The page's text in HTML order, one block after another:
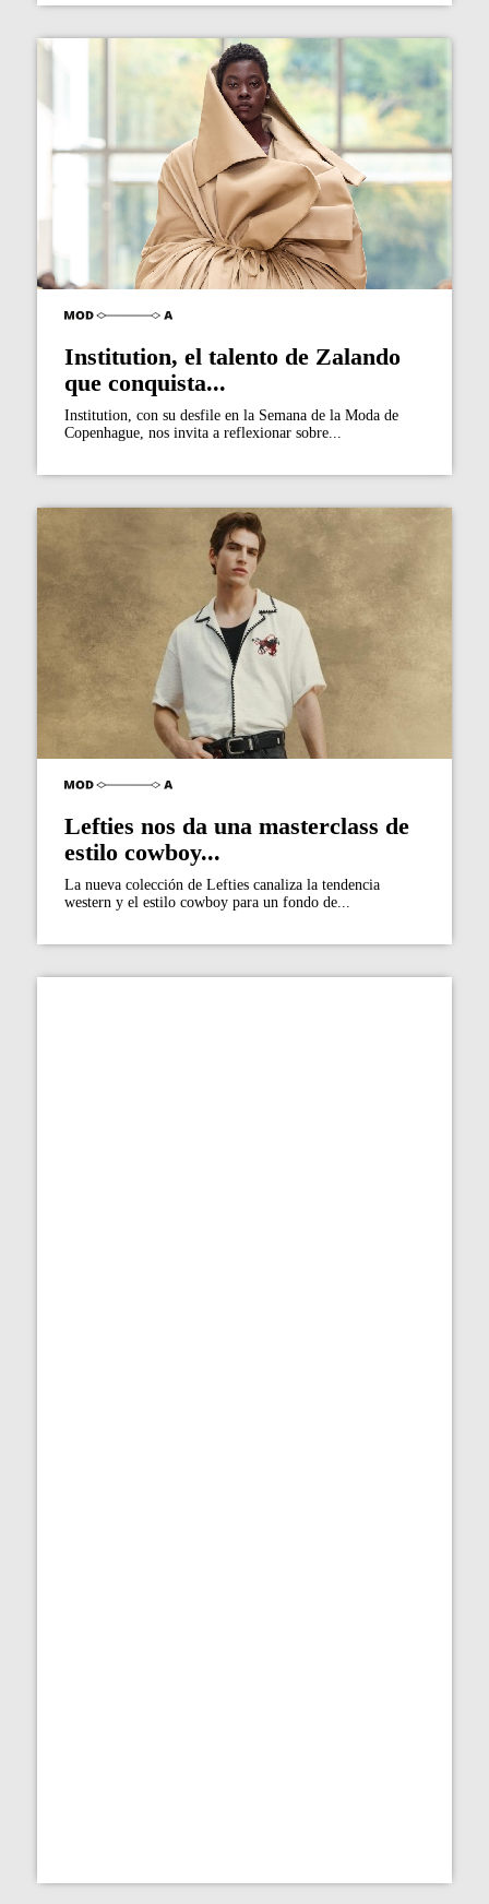
Institution, el talento de Zalando
que conquista...
Institution, con su desfile en la Semana de la Moda de
Copenhague, nos invita a reflexionar sobre...
Lefties nos da una masterclass de
estilo cowboy...
La nueva colección de Lefties canaliza la tendencia
western y el estilo cowboy para un fondo de...